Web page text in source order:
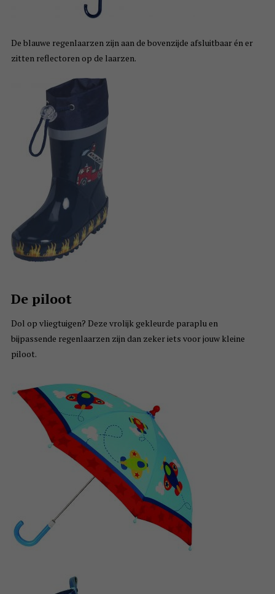
De blauwe regenlaarzen zijn aan de bovenzijde afsluitbaar én er
zitten reflectoren op de laarzen.
De piloot
Dol op vliegtuigen? Deze vrolijk gekleurde paraplu en
bijpassende regenlaarzen zijn dan zeker iets voor jouw kleine
piloot.